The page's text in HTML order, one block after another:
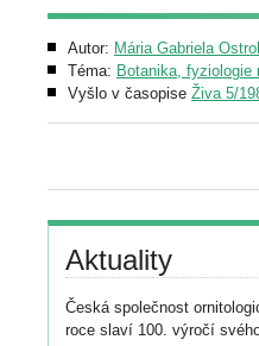
Autor: Mária Gabriela
Téma: Botanika,
Vyšlo v časopise Živa 5/
Aktuality
Česká společnost
roce slaví 100. výročí